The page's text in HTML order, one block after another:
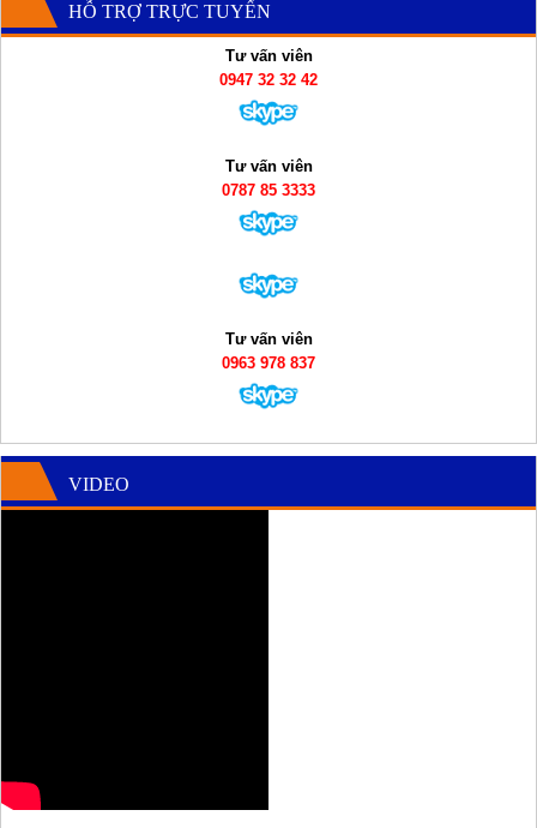
HỖ TRỢ TRỰC TUYẾN
Tư vấn viên
0947 32 32 42
Tư vấn viên
0787 85 3333
Tư vấn viên
0963 978 837
VIDEO